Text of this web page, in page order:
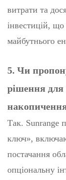
витрати та
інвестицій,
майбутнього
5. Чи
рішення для
накопичення
Так. Sunrange
ключ»,
постачання
опціональну